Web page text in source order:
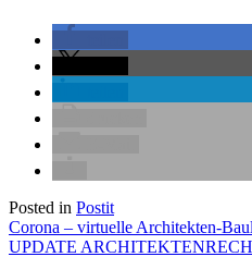
Posted in Postit
Beitragsnavigation
Corona – virtuelle Architekten-
UPDATE ARCHITEKTENRECHT